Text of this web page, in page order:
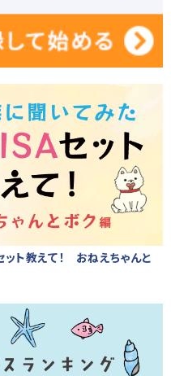
ト教えて！ おねえちゃんと